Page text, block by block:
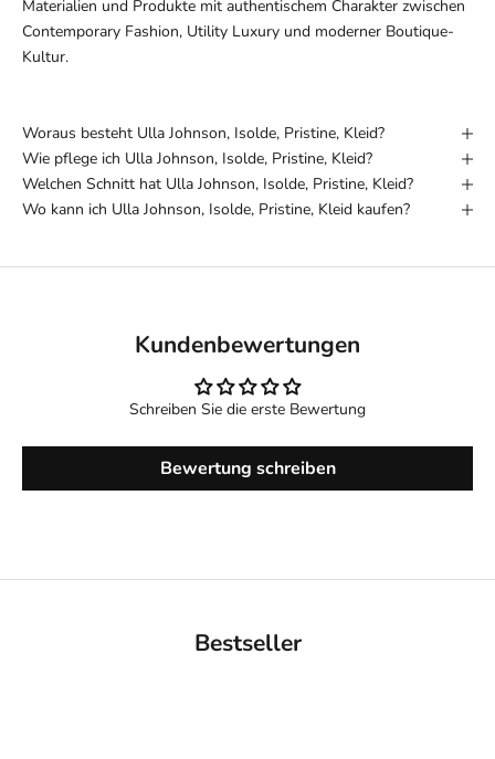
Materialien und Produkte mit authentischem Charakter zwischen
Contemporary Fashion, Utility Luxury und moderner Boutique-
Kultur.
Woraus besteht Ulla Johnson, Isolde, Pristine, Kleid?
Wie pflege ich Ulla Johnson, Isolde, Pristine, Kleid?
Welchen Schnitt hat Ulla Johnson, Isolde, Pristine, Kleid?
Wo kann ich Ulla Johnson, Isolde, Pristine, Kleid kaufen?
Kundenbewertungen
Schreiben Sie die erste Bewertung
Bewertung schreiben
Bestseller